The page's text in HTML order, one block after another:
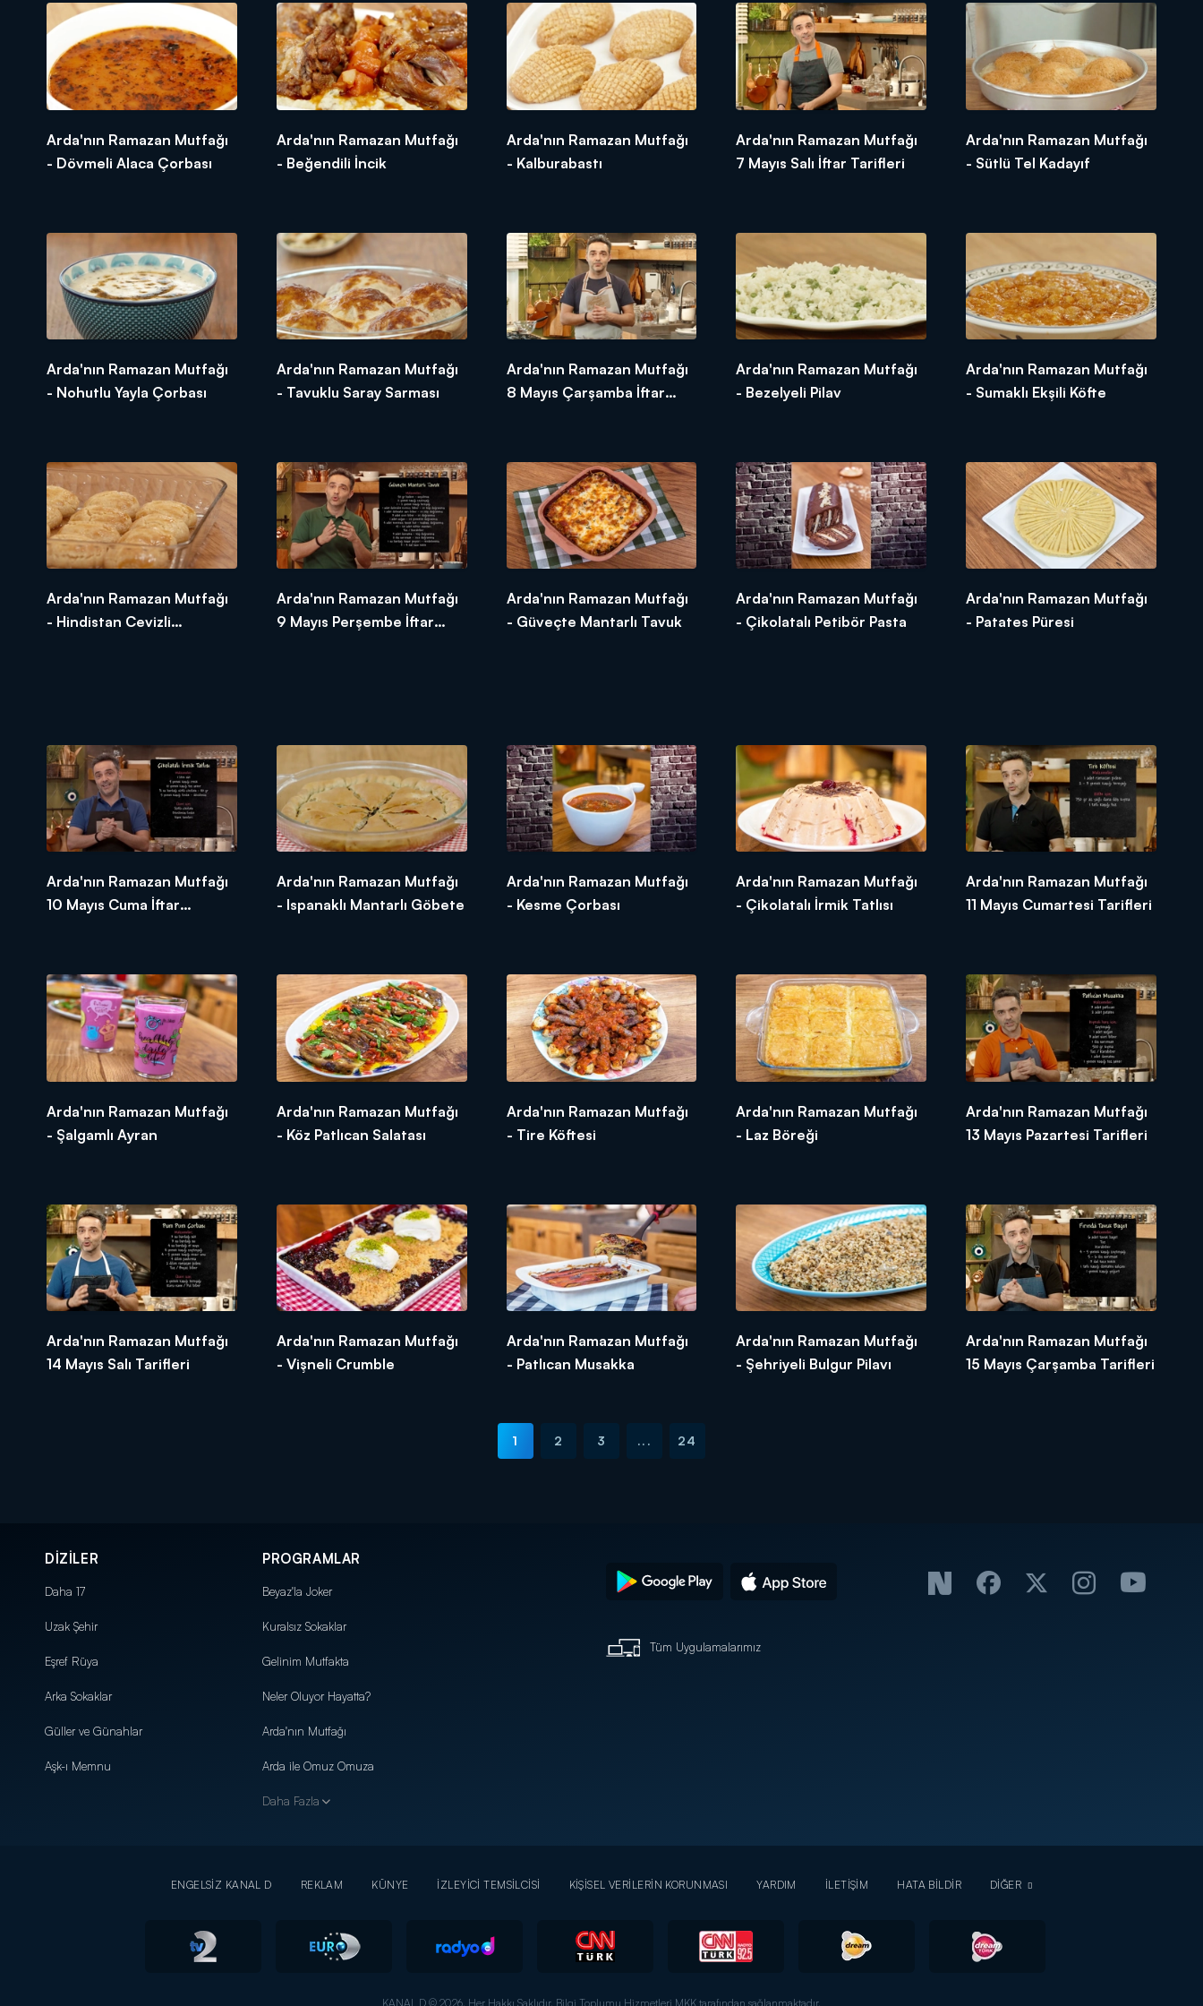
Karabiber
2 dolu tutam kuru nane
4 su bardağı sıcak su
Tarifi videomuzda!
Ramazan demek bolluk demek, bereket demek, paylaşmak demek! İster 1 tas çorba olsun, ister mükellef bir sofra! Hazırlanan yemeğin
Lezzetli sofralar için tek yapmanız gereken "Arda'nın Ramazan Mutfağı"nı izlemek!
Arda'nın Ramazan Mutfağı
- Dövmeli Alaca Çorbası
Arda'nın Ramazan Mutfağı
- Beğendili İncik
Arda'nın Ramazan Mutfağı
- Kalburabastı
Arda'nın Ramazan Mutfağı
7 Mayıs Salı İftar Tarifleri
Arda'nın Ramazan Mutfağı
- Sütlü Tel Kadayıf
Arda'nın Ramazan Mutfağı
- Nohutlu Yayla Çorbası
Arda'nın Ramazan Mutfağı
- Tavuklu Saray Sarması
Arda'nın Ramazan Mutfağı
8 Mayıs Çarşamba İftar
Arda'nın Ramazan Mutfağı
- Bezelyeli Pilav
Arda'nın Ramazan Mutfağı
- Sumaklı Ekşili Köfte
Arda'nın Ramazan Mutfağı
- Hindistan Cevizli
Arda'nın Ramazan Mutfağı
9 Mayıs Perşembe İftar
Arda'nın Ramazan Mutfağı
- Güveçte Mantarlı Tavuk
Arda'nın Ramazan Mutfağı
- Çikolatalı Petibör Pasta
Arda'nın Ramazan Mutfağı
- Patates Püresi
Arda'nın Ramazan Mutfağı
10 Mayıs Cuma İftar
Arda'nın Ramazan Mutfağı
- Ispanaklı Mantarlı Göbete
Arda'nın Ramazan Mutfağı
- Kesme Çorbası
Arda'nın Ramazan Mutfağı
- Çikolatalı İrmik Tatlısı
Arda'nın Ramazan Mutfağı
11 Mayıs Cumartesi Tarifleri
Arda'nın Ramazan Mutfağı
- Şalgamlı Ayran
Arda'nın Ramazan Mutfağı
- Köz Patlıcan Salatası
Arda'nın Ramazan Mutfağı
- Tire Köftesi
Arda'nın Ramazan Mutfağı
- Laz Böreği
Arda'nın Ramazan Mutfağı
13 Mayıs Pazartesi Tarifleri
Arda'nın Ramazan Mutfağı
14 Mayıs Salı Tarifleri
Arda'nın Ramazan Mutfağı
- Vişneli Crumble
Arda'nın Ramazan Mutfağı
- Patlıcan Musakka
Arda'nın Ramazan Mutfağı
- Şehriyeli Bulgur Pilavı
Arda'nın Ramazan Mutfağı
15 Mayıs Çarşamba Tarifleri
1 2 3 ... 24
DİZİLER
Daha 17
Uzak Şehir
Eşref Rüya
Arka Sokaklar
Güller ve Günahlar
Aşk-ı Memnu
PROGRAMLAR
Beyaz'la Joker
Kuralsız Sokaklar
Gelinim Mutfakta
Neler Oluyor Hayatta?
Arda'nın Mutfağı
Arda ile Omuz Omuza
Daha Fazla
Tüm Uygulamalarımız
ENGELSİZ KANAL D REKLAM KÜNYE İZLEYİCİ TEMSİLCİSİ KİŞİSEL VERİLERİN KORUNMASI YARDIM İLETİŞİM HATA BİLDİR DİĞER
KANAL D © 2026. Her Hakkı Saklıdır. Bilgi Toplumu Hizmetleri MKK tarafından sağlanmaktadır.